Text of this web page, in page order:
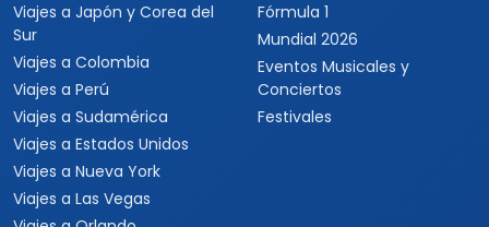
Viajes a Japón y Corea del
Sur
Viajes a Colombia
Viajes a Perú
Viajes a Sudamérica
Viajes a Estados Unidos
Viajes a Nueva York
Viajes a Las Vegas
Fórmula 1
Mundial 2026
Eventos Musicales y
Conciertos
Festivales